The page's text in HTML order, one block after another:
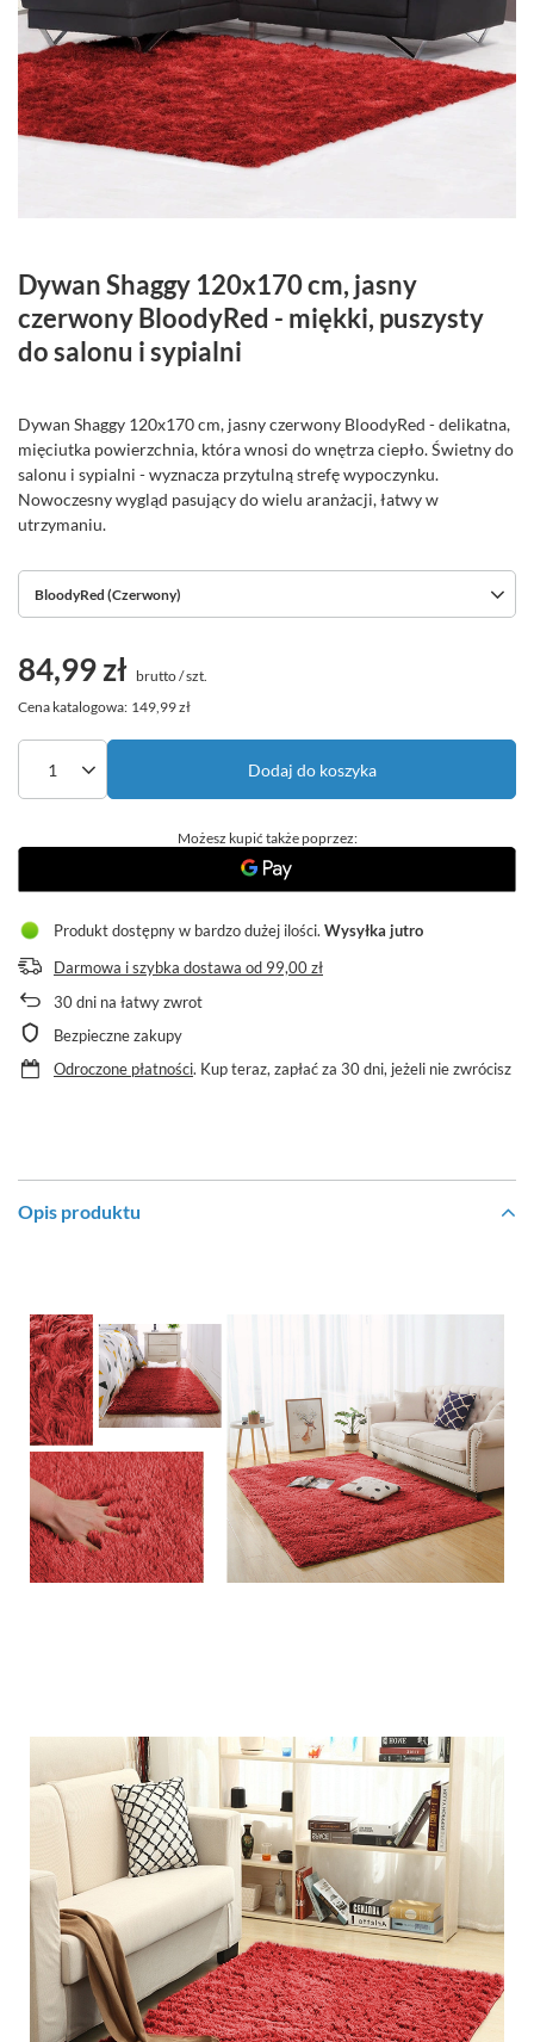
Dywan Shaggy 120x170 cm, jasny
czerwony BloodyRed - miękki, puszysty
do salonu i sypialni
Dywan Shaggy 120x170 cm, jasny czerwony BloodyRed - delikatna,
mięciutka powierzchnia, która wnosi do wnętrza ciepło. Świetny do
salonu i sypialni - wyznacza przytulną strefę wypoczynku.
Nowoczesny wygląd pasujący do wielu aranżacji, łatwy w
utrzymaniu.
BloodyRed (Czerwony)
84,99 zł brutto/szt.
Cena katalogowa: 149,99 zł
Dodaj do koszyka
Możesz kupić także poprzez:
Produkt dostępny w bardzo dużej ilości Wysyłka jutro
Darmowa i szybka dostawa od 99,00 zł
30dni na łatwy zwrot
Bezpieczne zakupy
Odroczone płatności. Kup teraz, zapłać za 30 dni, jeżeli nie zwrócisz
Opis produktu